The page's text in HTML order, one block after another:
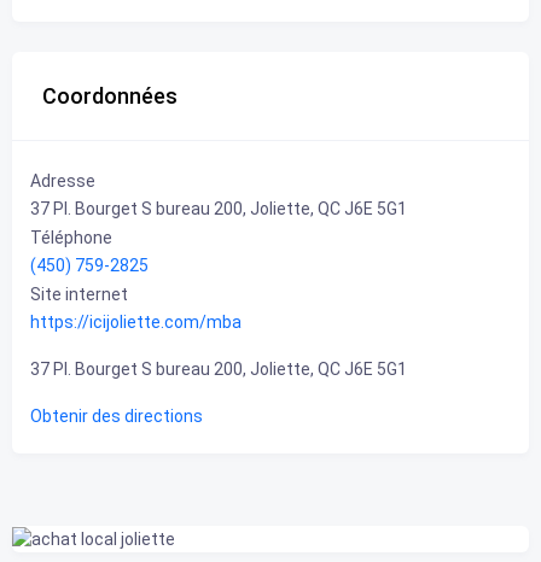
Coordonnées
Adresse
37 Pl. Bourget S bureau 200, Joliette, QC J6E 5G1
Téléphone
(450) 759-2825
Site internet
https://icijoliette.com/mba
37 Pl. Bourget S bureau 200, Joliette, QC J6E 5G1
Obtenir des directions